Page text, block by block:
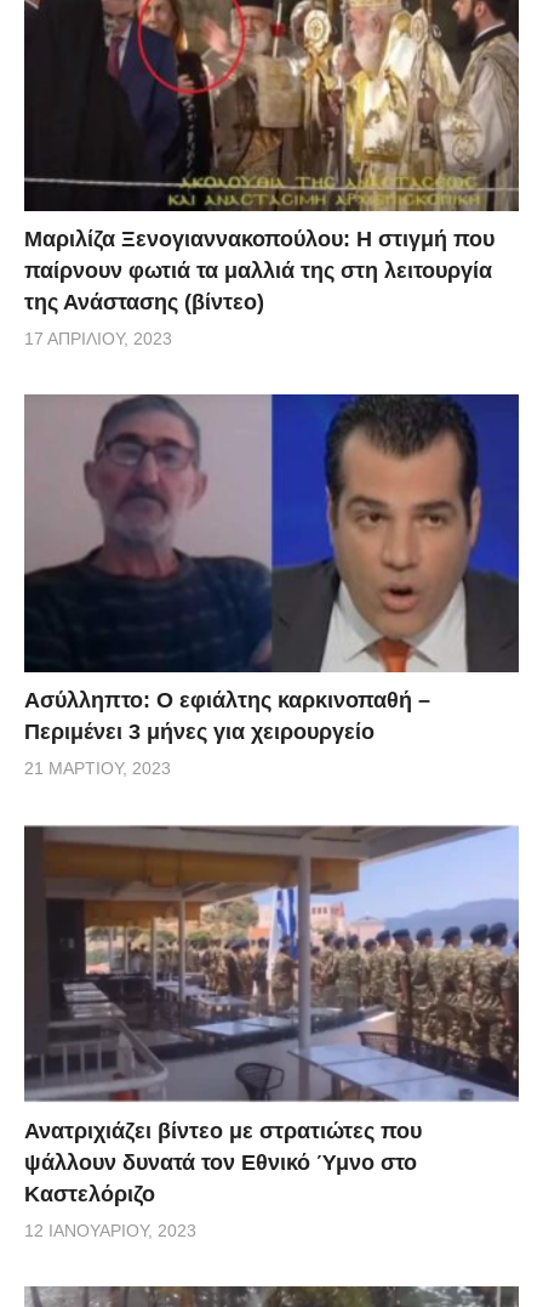
Μαριλίζα Ξενογιαννακοπούλου: Η στιγμή που
παίρνουν φωτιά τα μαλλιά της στη λειτουργία
της Ανάστασης (βίντεο)
17 ΑΠΡΙΛΊΟΥ, 2023
Ασύλληπτο: Ο εφιάλτης καρκινοπαθή –
Περιμένει 3 μήνες για χειρουργείο
21 ΜΑΡΤΊΟΥ, 2023
Ανατριχιάζει βίντεο με στρατιώτες που
ψάλλουν δυνατά τον Εθνικό Ύμνο στο
Καστελόριζο
12 ΙΑΝΟΥΑΡΊΟΥ, 2023